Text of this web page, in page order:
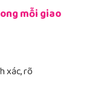
mỗi giao
xác, rõ